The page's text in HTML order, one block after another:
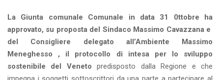
La Giunta comunale Comunale in data 31 0ttobre ha
approvato, su proposta del Sindaco Massimo Cavazzana e
del Consigliere delegato all’Ambiente Massimo
Meneghesso , il protocollo di intesa per lo sviluppo
sostenibile del Venetopredisposto dalla Regione e che